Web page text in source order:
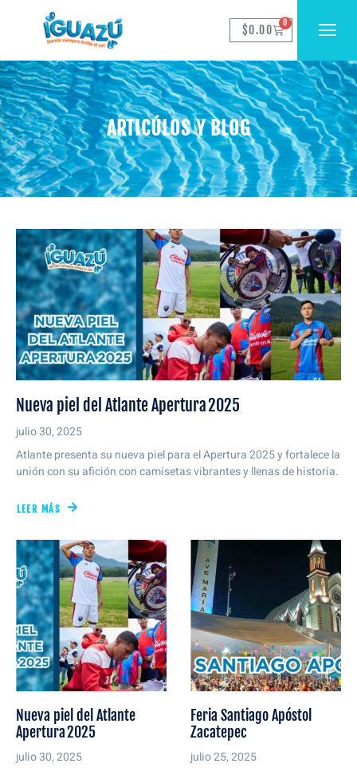
$0.00
0
ARTICÚLOS Y BLOG
Nueva piel del Atlante Apertura 2025
julio 30, 2025
Atlante presenta su nueva piel para el Apertura 2025 y fortalece la
unión con su afición con camisetas vibrantes y llenas de historia.
LEER MÁS
Nueva piel del Atlante
Apertura 2025
julio 30, 2025
Feria Santiago Apóstol
Zacatepec
julio 25, 2025